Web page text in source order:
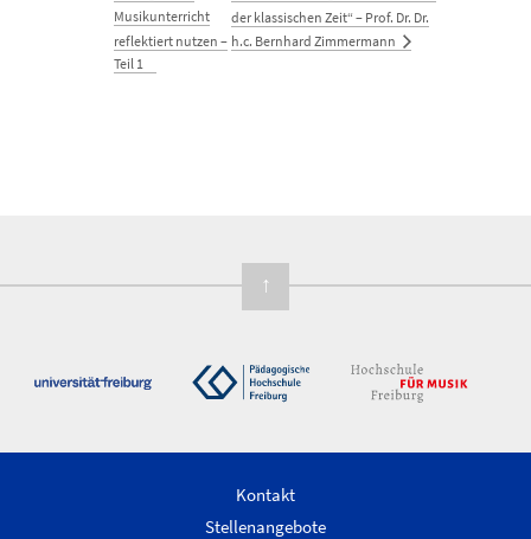
Musikunterricht
reflektiert nutzen –
Teil 1
der klassischen Zeit“ – Prof. Dr. Dr.
h.c. Bernhard Zimmermann
↑
Kontakt
Stellenangebote